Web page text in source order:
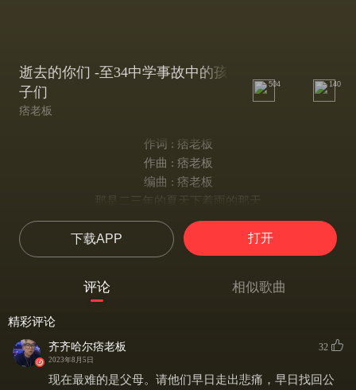
逝去的你们 -至34中学事故中的孩
子们
痞老板
504 140
作词 : 痞老板
作曲 : 痞老板
编曲 : 痞老板
那是二三年的夏天下着雨的那天
可是对他来说却没有了明天
震耳欲聋的声音伴随着尘土的硝烟
一双双明亮的眼再没能看一看
看一看你的父亲用无助的坚强隐藏着内心的波澜
妈妈请你不要再牵挂
下载APP 打开
评论 相似歌曲
精彩评论
齐齐哈尔痞老板
2023年8月5日
32
现在最难的是父母。请他们早日走出悲痛，早日找回公